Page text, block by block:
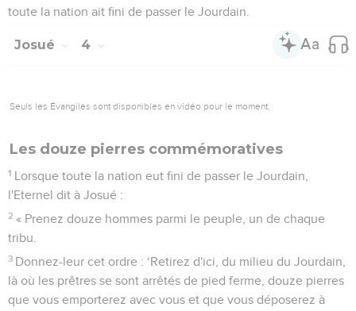
toute la nation ait fini de passer le Jourdain.
Josué 4
Seuls les Évangiles sont disponibles en vidéo pour le moment.
Les douze pierres commémoratives
1 Lorsque toute la nation eut fini de passer le Jourdain,
l'Eternel dit à Josué :
2 « Prenez douze hommes parmi le peuple, un de chaque
tribu.
3 Donnez-leur cet ordre : ‘Retirez d'ici, du milieu du Jourdain,
là où les prêtres se sont arrêtés de pied ferme, douze pierres
que vous emporterez avec vous et que vous déposerez à